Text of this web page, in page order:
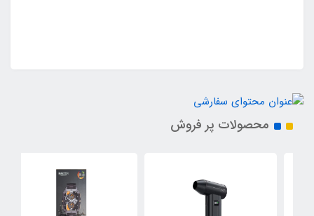
محصولات پر فروش